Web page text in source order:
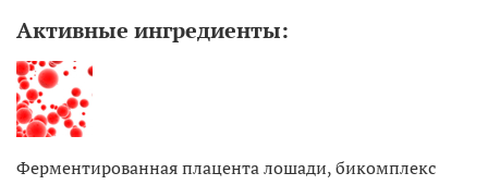
Активные ингредиенты:
Ферментированная плацента лошади, бикомплекс